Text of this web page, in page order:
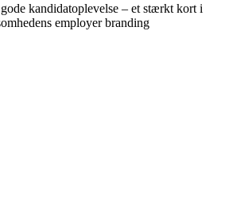
kandidatoplevelse – et stærkt kort i
employer branding